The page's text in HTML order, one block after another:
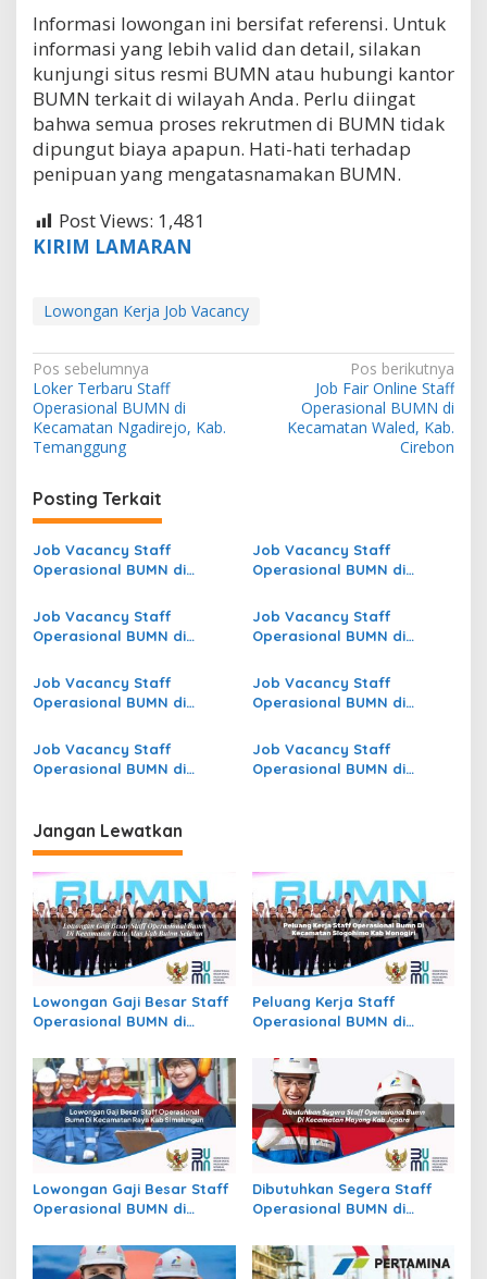
Informasi lowongan ini bersifat referensi. Untuk
informasi yang lebih valid dan detail, silakan
kunjungi situs resmi BUMN atau hubungi kantor
BUMN terkait di wilayah Anda. Perlu diingat
bahwa semua proses rekrutmen di BUMN tidak
dipungut biaya apapun. Hati-hati terhadap
penipuan yang mengatasnamakan BUMN.
Post Views: 1,481
KIRIM LAMARAN
Lowongan Kerja Job Vacancy
N
a
v
i
g
a
s
i
p
o
s
Pos sebelumnya
Loker Terbaru Staff
Operasional BUMN di
Kecamatan Ngadirejo, Kab.
Temanggung
Pos berikutnya
Job Fair Online Staff
Operasional BUMN di
Kecamatan Waled, Kab.
Cirebon
Posting Terkait
Job Vacancy Staff
Operasional BUMN di
Subang
Job Vacancy Staff
Operasional BUMN di
Kota Tidore Kepulauan
Job Vacancy Staff
Operasional BUMN di
Kab. Sorong
Job Vacancy Staff
Operasional BUMN di
Yahukimo
Job Vacancy Staff
Operasional BUMN di
Kab. Aceh Tengah
Job Vacancy Staff
Operasional BUMN di
Kab. Aceh Tamiang
Job Vacancy Staff
Operasional BUMN di
Job Vacancy Staff
Operasional BUMN di
Jangan Lewatkan
Lowongan Gaji Besar Staff
Operasional BUMN di
Buton Selatan
Peluang Kerja Staff
Operasional BUMN di
Kab. Wonogiri
Lowongan Gaji Besar Staff
Operasional BUMN di
Simalungun
Dibutuhkan Segera Staff
Operasional BUMN di
Jepara